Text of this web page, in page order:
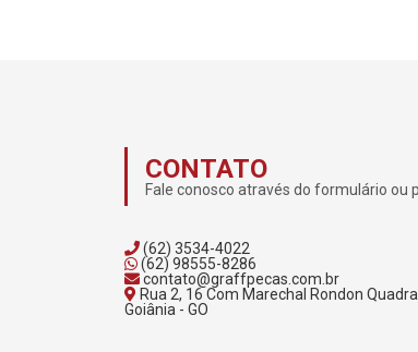
CONTATO
Fale conosco através do formulário ou
(62) 3534-4022
(62) 98555-8286
contato@graffpecas.com.br
Rua 2, 16 Com Marechal Rondon
Goiânia - GO